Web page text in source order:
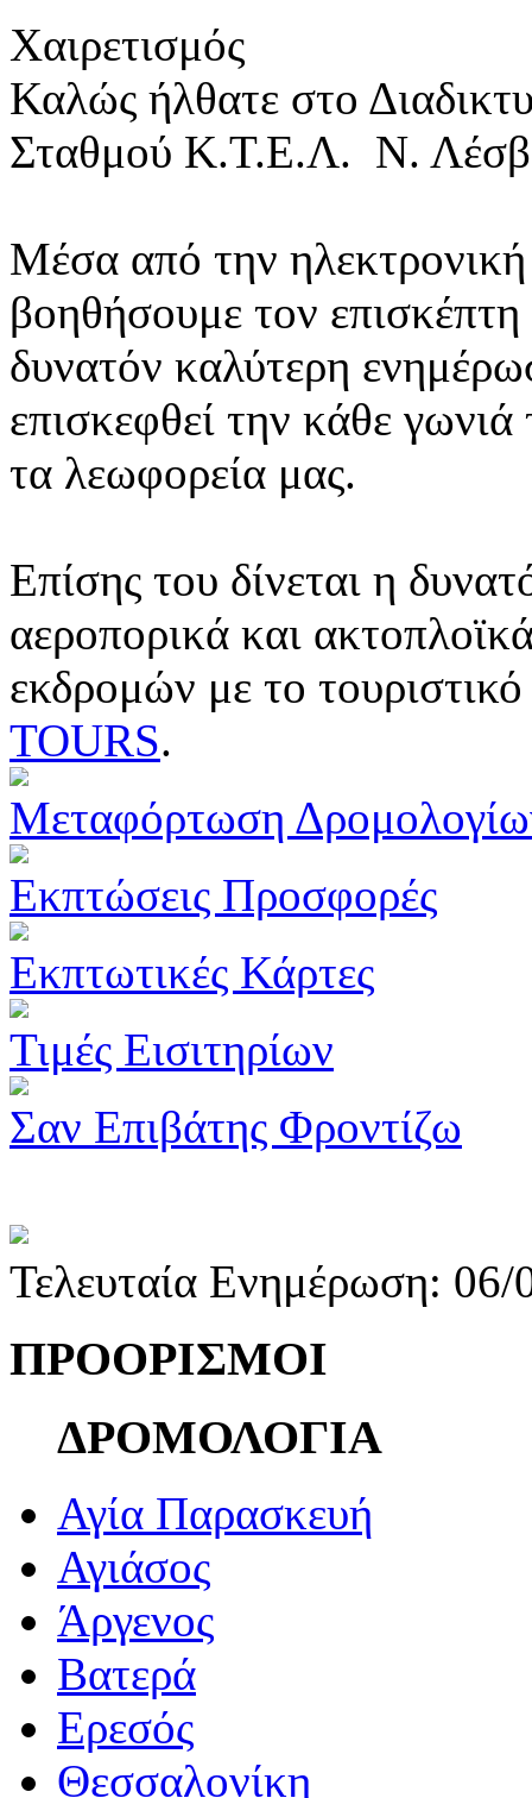
Χαιρετισμός
Καλώς ήλθατε στο
Σταθμού Κ.Τ.Ε.Λ. Ν.
Μέσα από την ηλεκτρονική
βοηθήσουμε τον
δυνατόν καλύτερη
επισκεφθεί την κάθε
τα λεωφορεία μας.
Επίσης του δίνεται η
αεροπορικά και
εκδρομών με το
TOURS.
Μεταφόρτωση
Εκπτώσεις Προσφορές
Εκπτωτικές Κάρτες
Τιμές Εισιτηρίων
Σαν Επιβάτης Φροντίζω
Τελευταία Ενημέρωση:
ΠΡΟΟΡΙΣΜΟΙ
ΔΡΟΜΟΛΟΓΙΑ
Αγία Παρασκευή
Αγιάσος
Άργενος
Βατερά
Ερεσός
Θεσσαλονίκη